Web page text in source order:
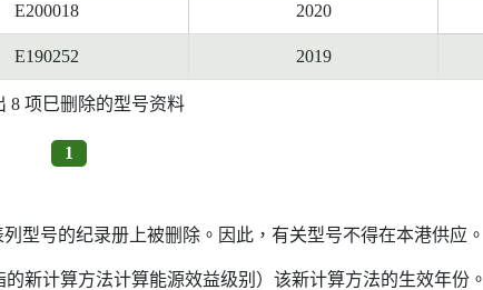
E200018 2020
E190252 2019
8 项巳删除的型号资料
1
型号的纪录册上被删除。因此，有关型号不得在本港供应。
新计算方法计算能源效益级别）该新计算方法的生效年份。